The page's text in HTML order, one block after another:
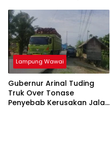
Banyak Diprotes
Lampung Wawai
Gubernur Arinal Tuding
Truk Over Tonase
Penyebab Kerusakan Jalan